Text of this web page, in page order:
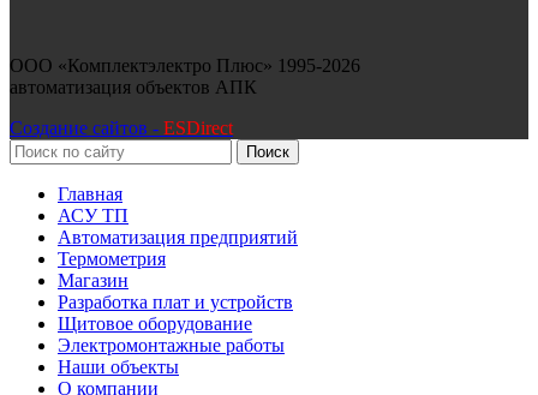
ООО «Комплектэлектро Плюс» 1995-2026
автоматизация объектов АПК
Создание сайтов - ESDirect
Поиск
Главная
АСУ ТП
Автоматизация предприятий
Термометрия
Магазин
Разработка плат и устройств
Щитовое оборудование
Электромонтажные работы
Наши объекты
О компании